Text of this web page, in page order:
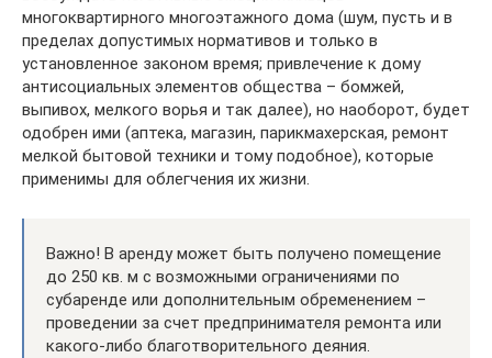
многоквартирного многоэтажного дома (шум, пусть и в
пределах допустимых нормативов и только в
установленное законом время; привлечение к дому
антисоциальных элементов общества – бомжей,
выпивох, мелкого ворья и так далее), но наоборот, будет
одобрен ими (аптека, магазин, парикмахерская, ремонт
мелкой бытовой техники и тому подобное), которые
применимы для облегчения их жизни.
Важно! В аренду может быть получено помещение
до 250 кв. м с возможными ограничениями по
субаренде или дополнительным обременением –
проведении за счет предпринимателя ремонта или
какого-либо благотворительного деяния.